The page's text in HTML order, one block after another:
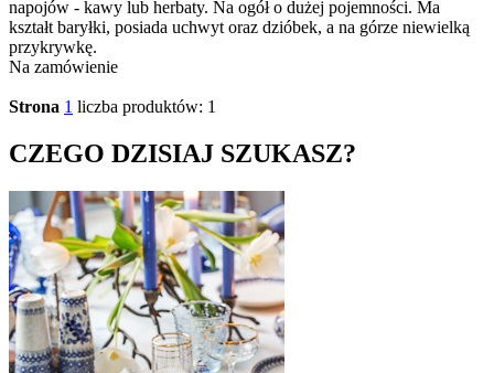
napojów - kawy lub herbaty. Na ogół o dużej pojemności. Ma
kształt baryłki, posiada uchwyt oraz dzióbek, a na górze niewielką
przykrywkę.
Na zamówienie
Strona 1 liczba produktów: 1
CZEGO DZISIAJ SZUKASZ?